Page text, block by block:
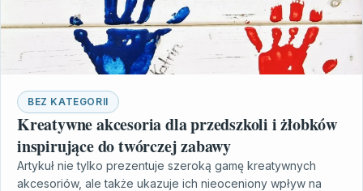
BEZ KATEGORII
Kreatywne akcesoria dla przedszkoli i żłobków
inspirujące do twórczej zabawy
Artykuł nie tylko prezentuje szeroką gamę kreatywnych
akcesoriów, ale także ukazuje ich nieoceniony wpływ na